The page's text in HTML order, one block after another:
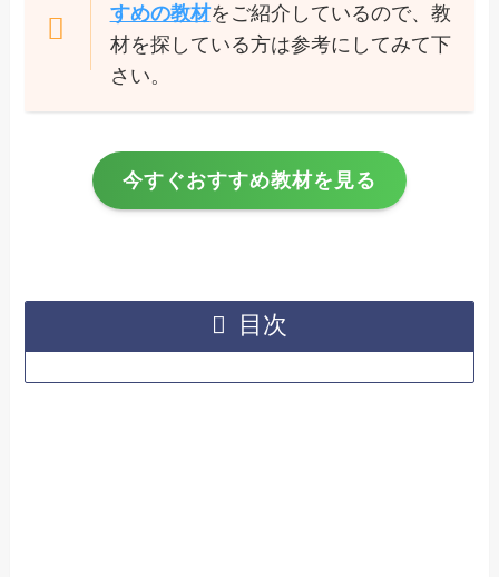
すめの教材をご紹介しているので、教
材を探している方は参考にしてみて下
さい。
今すぐおすすめ教材を見る
目次